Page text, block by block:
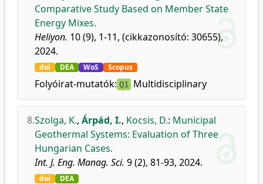
Comparative Study Based on Member State
Energy Mixes.
Heliyon. 10 (9), 1-11, (cikkazonosító: 30655),
2024.
doi DEA WoS Scopus
Folyóirat-mutatók: Q1 Multidisciplinary
8.Szolga, K., Árpád, I., Kocsis, D.: Municipal
Geothermal Systems: Evaluation of Three
Hungarian Cases.
Int. J. Eng. Manag. Sci. 9 (2), 81-93, 2024.
doi DEA